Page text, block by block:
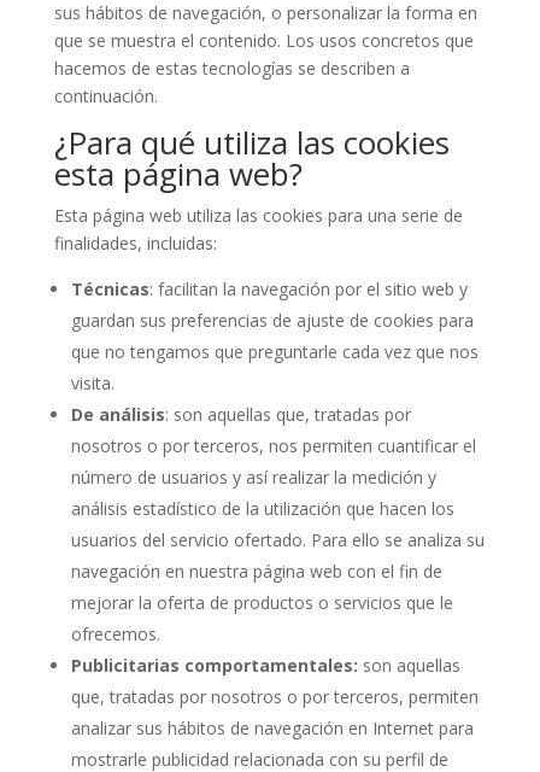
sus hábitos de navegación, o personalizar la forma en
que se muestra el contenido. Los usos concretos que
hacemos de estas tecnologías se describen a
continuación.
¿Para qué utiliza las cookies
esta página web?
Esta página web utiliza las cookies para una serie de
finalidades, incluidas:
Técnicas: facilitan la navegación por el sitio web y
guardan sus preferencias de ajuste de cookies para
que no tengamos que preguntarle cada vez que nos
visita.
De análisis: son aquellas que, tratadas por
nosotros o por terceros, nos permiten cuantificar el
número de usuarios y así realizar la medición y
análisis estadístico de la utilización que hacen los
usuarios del servicio ofertado. Para ello se analiza su
navegación en nuestra página web con el fin de
mejorar la oferta de productos o servicios que le
ofrecemos.
Publicitarias comportamentales: son aquellas
que, tratadas por nosotros o por terceros, permiten
analizar sus hábitos de navegación en Internet para
mostrarle publicidad relacionada con su perfil de